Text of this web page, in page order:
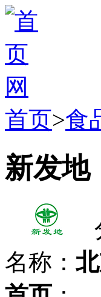
首页>食
新发地
名称：